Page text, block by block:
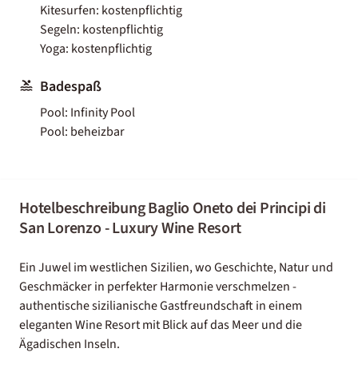
Kitesurfen: kostenpflichtig
Segeln: kostenpflichtig
Yoga: kostenpflichtig
Badespaß
Pool: Infinity Pool
Pool: beheizbar
Hotelbeschreibung Baglio Oneto dei Principi di
San Lorenzo - Luxury Wine Resort
Ein Juwel im westlichen Sizilien, wo Geschichte, Natur und
Geschmäcker in perfekter Harmonie verschmelzen -
authentische sizilianische Gastfreundschaft in einem
eleganten Wine Resort mit Blick auf das Meer und die
Ägadischen Inseln.